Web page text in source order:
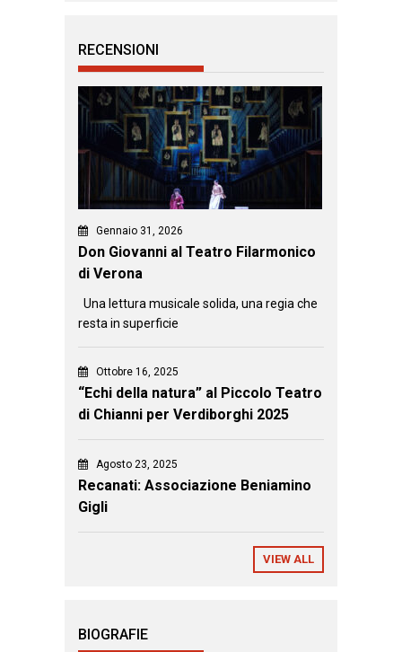
RECENSIONI
Gennaio 31, 2026
Don Giovanni al Teatro Filarmonico
di Verona
Una lettura musicale solida, una regia che
resta in superficie
Ottobre 16, 2025
“Echi della natura” al Piccolo Teatro
di Chianni per Verdiborghi 2025
Agosto 23, 2025
Recanati: Associazione Beniamino
Gigli
VIEW ALL
BIOGRAFIE